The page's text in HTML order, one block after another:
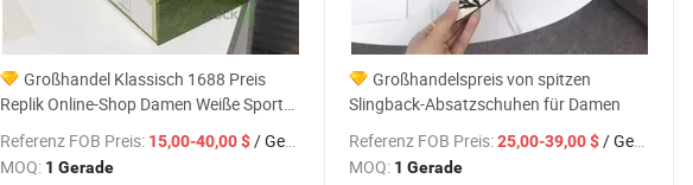
Großhandel Klassisch 1688 Preis
Replik Online-Shop Damen Weiße Sport
Original Designer Gg Yupoo Marken
Herren Mode Putian Damen Sportschuhe
Referenz FOB Preis: 15,00-40,00 $/ Gerade
MOQ: 1 Gerade
Großhandelspreis von spitzen
Slingback-Absatzschuhen für Damen
Referenz FOB Preis:25,00-39,00 $/ Gerade
MOQ: 1 Gerade